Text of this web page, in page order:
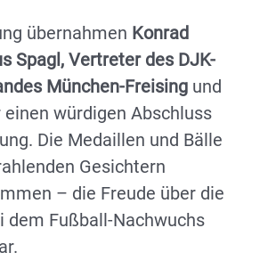
übernahmen Konrad
Spagl, Vertreter des DJK-
München-Freising und
würdigen Abschluss
Die Medaillen und Bälle
Gesichtern
– die Freude über die
dem Fußball-Nachwuchs